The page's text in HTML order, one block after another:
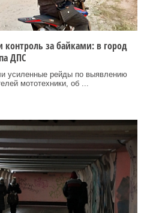
за байками: в город
ДПС
усиленные рейды по выявлению
мототехники, об ...